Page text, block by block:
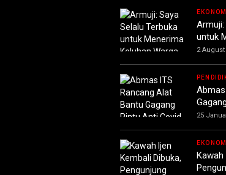
Armuji:
untuk
2 August
25
Kawah